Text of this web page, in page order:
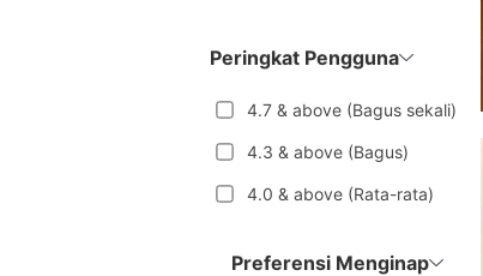
Peringkat Pengguna
4.7 & above (Bagus sekali)
4.3 & above (Bagus)
4.0 & above (Rata-rata)
Preferensi Menginap